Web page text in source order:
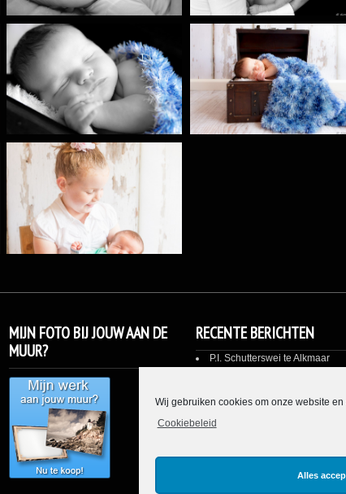
Wij gebruiken cookies om onze website
Cookiebeleid
Alles
MIJN FOTO BIJ JOUW AAN DE
MUUR?
RECENTE BERICHTEN
P.I. Schutterswei te Alkmaar
Interieurfotografie Woning voor
interieurbouwer Intri BV